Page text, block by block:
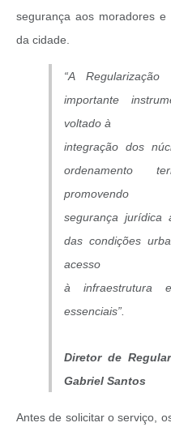
segurança aos moradores
da cidade.
“A
importante
voltado à
integração dos
ordenamento
promovendo
segurança jurídica
das condições
acesso
à infraestrutura
essenciais”.
Diretor de
Gabriel Santos
Antes de solicitar o serviço,